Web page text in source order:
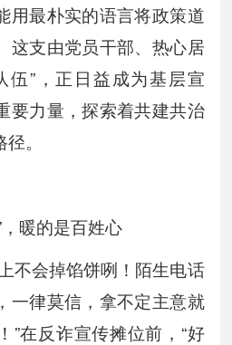
用最朴实的语言将政策道
这支由党员干部、热心居
伍”，正日益成为基层宣
要力量，探索着共建共治
。
暖的是百姓心
会掉馅饼咧！陌生电话
一律莫信，拿不定主意就
”在反诈宣传摊位前，“好